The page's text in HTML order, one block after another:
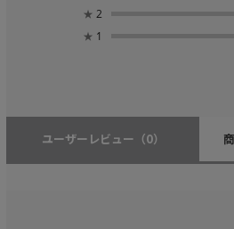
★ 2
★ 1
ユーザーレビュー （0）